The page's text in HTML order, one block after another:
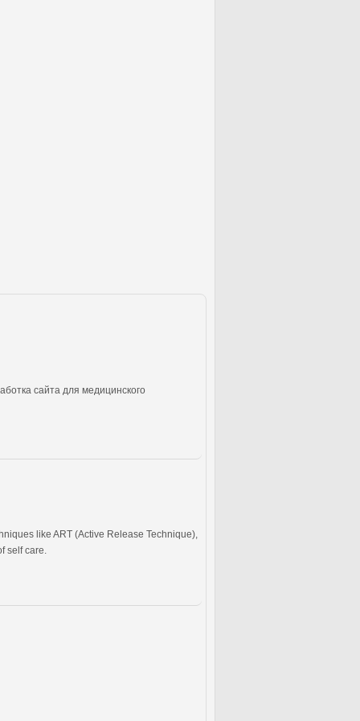
сайта для медицинского
like ART (Active Release Technique),
self care.